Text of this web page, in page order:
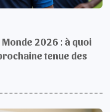
2026 : à quoi
tenue des